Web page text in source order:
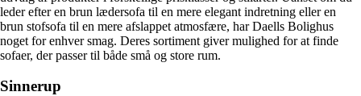
leder efter en brun lædersofa til en mere elegant indretning eller en
brun stofsofa til en mere afslappet atmosfære, har Daells Bolighus
noget for enhver smag. Deres sortiment giver mulighed for at finde
sofaer, der passer til både små og store rum.
Sinnerup